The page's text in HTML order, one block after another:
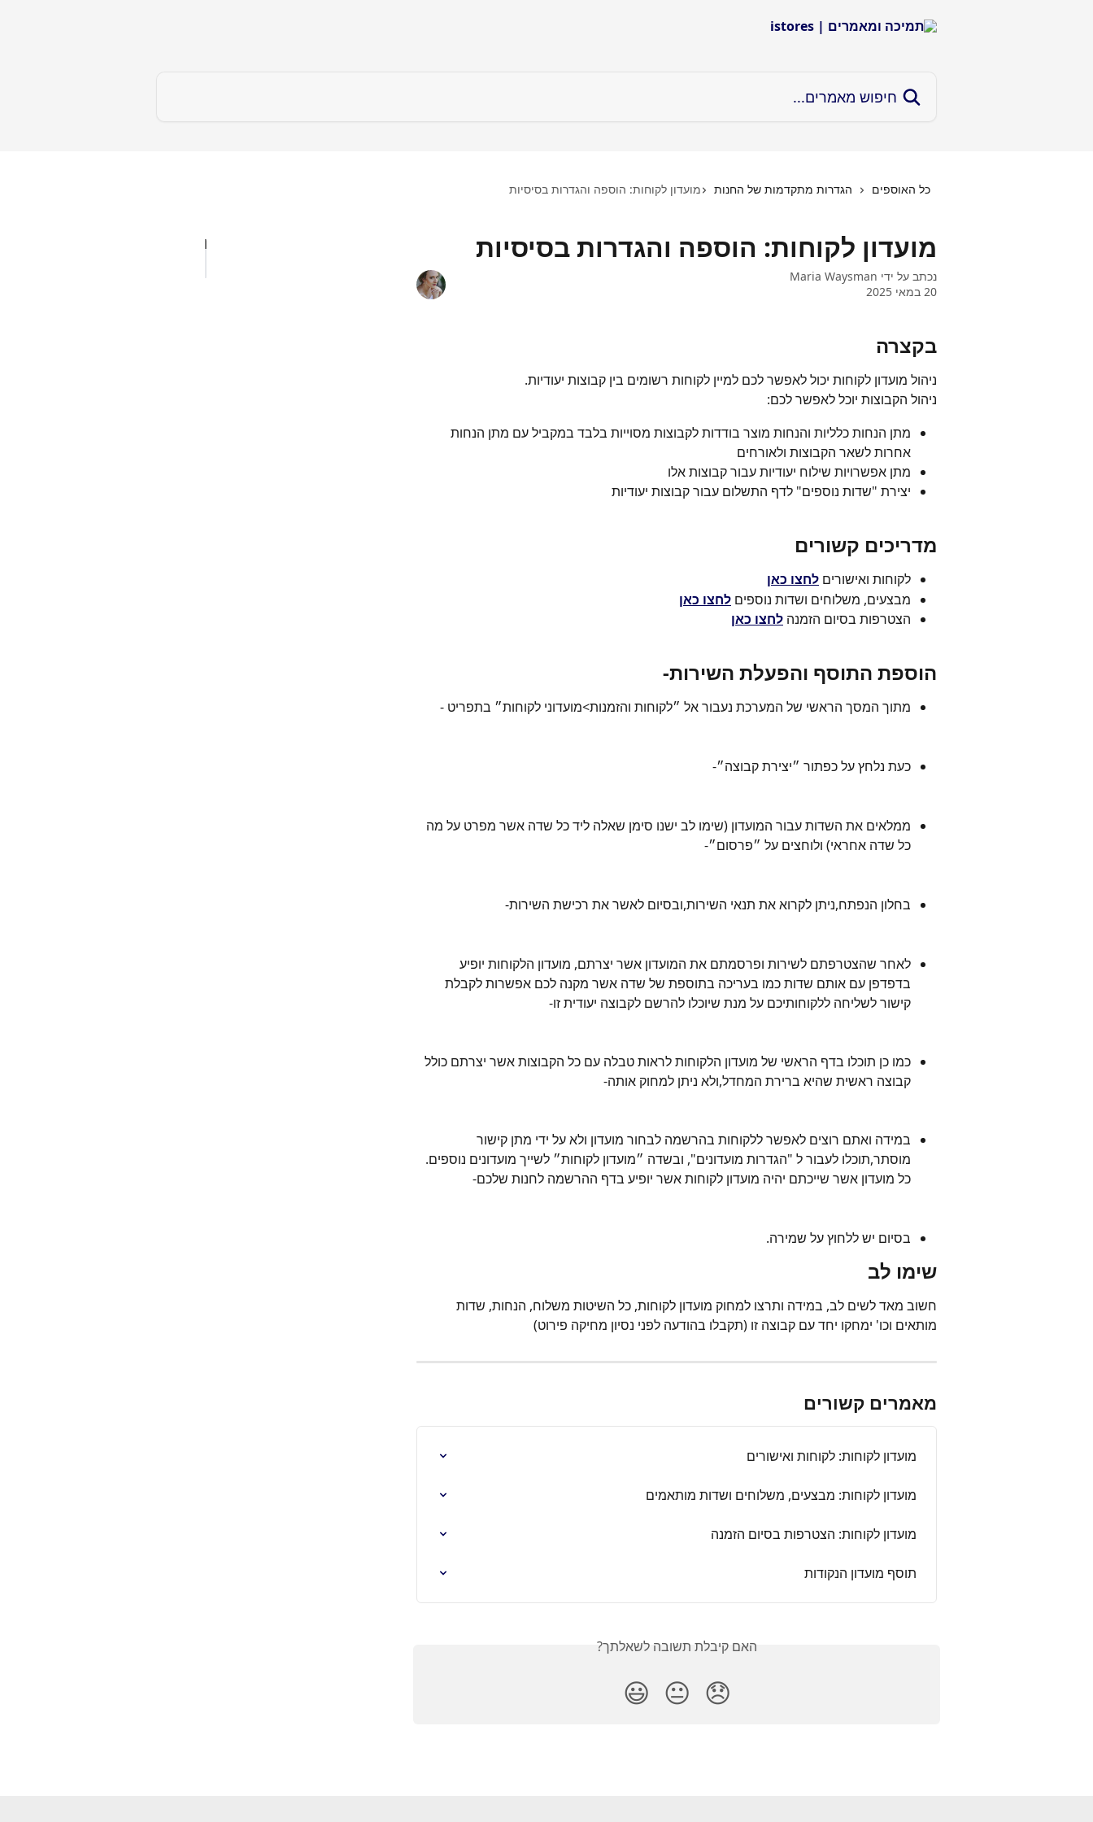
כל האוספים הגדרות מתקדמות של החנות מועדון לקוחות: הוספה והגדרות בסיסיות
מועדון לקוחות: הוספה והגדרות בסיסיות
נכתב על ידי Maria Waysman
20 במאי 2025
בקצרה
ניהול מועדון לקוחות יכול לאפשר לכם למיין לקוחות רשומים בין קבוצות יעודיות.
ניהול הקבוצות יוכל לאפשר לכם:
מתן הנחות כלליות והנחות מוצר בודדות לקבוצות מסוייות בלבד במקביל עם מתן הנחות
אחרות לשאר הקבוצות ולאורחים
מתן אפשרויות שילוח יעודיות עבור קבוצות אלו
יצירת "שדות נוספים" לדף התשלום עבור קבוצות יעודיות
מדריכים קשורים
לקוחות ואישורים לחצו כאן
מבצעים, משלוחים ושדות נוספים לחצו כאן
הצטרפות בסיום הזמנה לחצו כאן
הוספת התוסף והפעלת השירות-
מתוך המסך הראשי של המערכת נעבור אל ״לקוחות והזמנות>מועדוני לקוחות״ בתפריט -
כעת נלחץ על כפתור ״יצירת קבוצה״-
ממלאים את השדות עבור המועדון (שימו לב ישנו סימן שאלה ליד כל שדה אשר מפרט על מה
כל שדה אחראי) ולוחצים על ״פרסום״-
בחלון הנפתח,ניתן לקרוא את תנאי השירות,ובסיום לאשר את רכישת השירות-
לאחר שהצטרפתם לשירות ופרסמתם את המועדון אשר יצרתם, מועדון הלקוחות יופיע
בדפדפן עם אותם שדות כמו בעריכה בתוספת של שדה אשר מקנה לכם אפשרות לקבלת
קישור לשליחה ללקוחותיכם על מנת שיוכלו להרשם לקבוצה יעודית זו-
כמו כן תוכלו בדף הראשי של מועדון הלקוחות לראות טבלה עם כל הקבוצות אשר יצרתם כולל
קבוצה ראשית שהיא ברירת המחדל,ולא ניתן למחוק אותה-
במידה ואתם רוצים לאפשר ללקוחות בהרשמה לבחור מועדון ולא על ידי מתן קישור
מוסתר,תוכלו לעבור ל "הגדרות מועדונים", ובשדה ״מועדון לקוחות״ לשייך מועדונים נוספים.
כל מועדון אשר שייכתם יהיה מועדון לקוחות אשר יופיע בדף ההרשמה לחנות שלכם-
בסיום יש ללחוץ על שמירה.
שימו לב
חשוב מאד לשים לב, במידה ותרצו למחוק מועדון לקוחות, כל השיטות משלוח, הנחות, שדות
מותאים וכו' ימחקו יחד עם קבוצה זו (תקבלו בהודעה לפני נסיון מחיקה פירוט)
מאמרים קשורים
מועדון לקוחות: לקוחות ואישורים
מועדון לקוחות: מבצעים, משלוחים ושדות מותאמים
מועדון לקוחות: הצטרפות בסיום הזמנה
תוסף מועדון הנקודות
האם קיבלת תשובה לשאלתך?
😞
😐
😃